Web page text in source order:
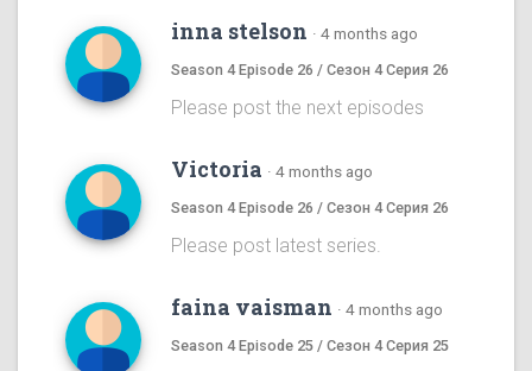
inna stelson · 4 months ago
Season 4 Episode 26 / Сезон 4 Серия 26
Please post the next episodes
Victoria · 4 months ago
Season 4 Episode 26 / Сезон 4 Серия 26
Please post latest series.
faina vaisman · 4 months ago
Season 4 Episode 25 / Сезон 4 Серия 25